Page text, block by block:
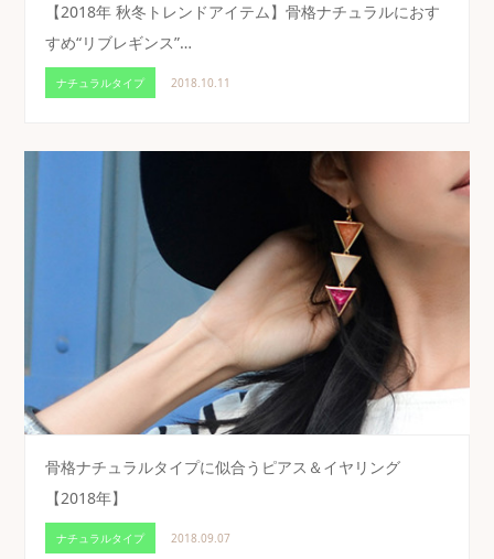
【2018年 秋冬トレンドアイテム】骨格ナチュラルにおす
すめ“リブレギンス”…
ナチュラルタイプ 2018.10.11
骨格ナチュラルタイプに似合うピアス＆イヤリング
【2018年】
ナチュラルタイプ 2018.09.07